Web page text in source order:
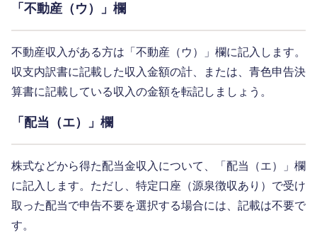
「不動産（ウ）」欄
不動産収入がある方は「不動産（ウ）」欄に記入します。
収支内訳書に記載した収入金額の計、または、青色申告決
算書に記載している収入の金額を転記しましょう。
「配当（エ）」欄
株式などから得た配当金収入について、「配当（エ）」欄
に記入します。ただし、特定口座（源泉徴収あり）で受け
取った配当で申告不要を選択する場合には、記載は不要で
す。